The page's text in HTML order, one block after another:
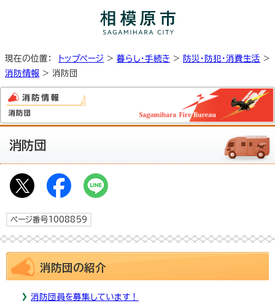
現在の位置： トップページ > 暮らし・手続き > 防災・防犯・消費生活 >
消防情報 > 消防団
消防団
ページ番号1008859
消防団の紹介
消防団員を募集しています！